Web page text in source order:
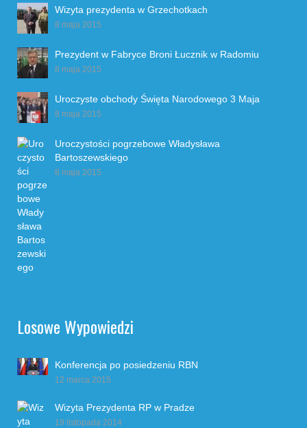
Wizyta prezydenta w Grzechotkach
8 maja 2015
Prezydent w Fabryce Broni Łucznik w Radomiu
8 maja 2015
Uroczyste obchody Święta Narodowego 3 Maja
8 maja 2015
Uroczystości pogrzebowe Władysława
Bartoszewskiego
8 maja 2015
Losowe Wypowiedzi
Konferencja po posiedzeniu RBN
12 marca 2015
Wizyta Prezydenta RP w Pradze
19 listopada 2014